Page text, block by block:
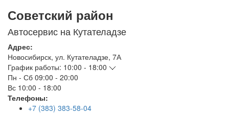
Советский район
Автосервис на Кутателадзе
Адрес:
Новосибирск, ул. Кутателадзе, 7А
График работы: 10:00 - 18:00
Пн - Сб 09:00 - 20:00
Вс 10:00 - 18:00
Телефоны:
+7 (383) 383-58-04